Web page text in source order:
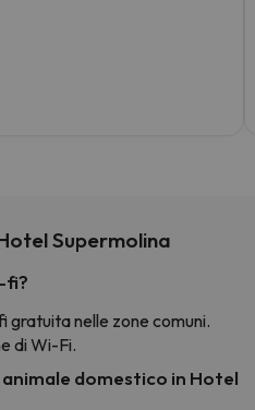
Supermolina
fi?
gratuita nelle zone comuni.
di Wi-Fi.
domestico in Hotel